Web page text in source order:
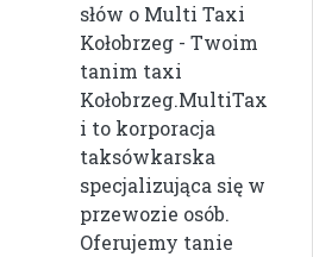
słów o Multi Taxi
Kołobrzeg - Twoim
tanim taxi
Kołobrzeg.MultiTax
i to korporacja
taksówkarska
specjalizująca się w
przewozie osób.
Oferujemy tanie